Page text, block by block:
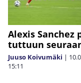
Alexis Sanchez
tuttuun
Juuso Koivumäki |
15:11